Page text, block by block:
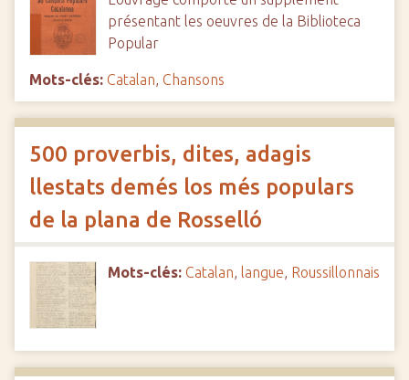
présentant les oeuvres de la Biblioteca
Popular
Mots-clés: Catalan, Chansons
500 proverbis, dites, adagis
llestats demés los més populars
de la plana de Rosselló
Mots-clés: Catalan, langue, Roussillonnais